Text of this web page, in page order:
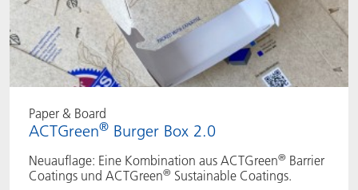
Paper & Board
ACTGreen® Burger Box 2.0
Neuauflage: Eine Kombination aus ACTGreen® Barrier
Coatings und ACTGreen® Sustainable Coatings.